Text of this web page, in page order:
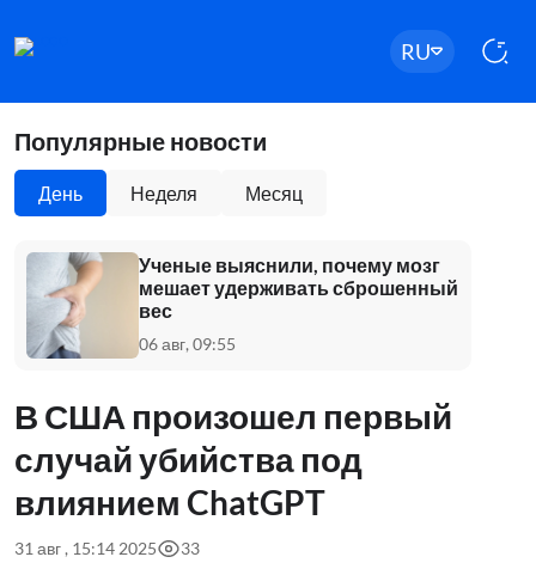
RU
Популярные новости
День Неделя Месяц
Ученые выяснили, почему мозг
мешает удерживать сброшенный
вес
06 авг, 09:55
В США произошел первый
случай убийства под
влиянием ChatGPT
31 авг , 15:14 2025 33